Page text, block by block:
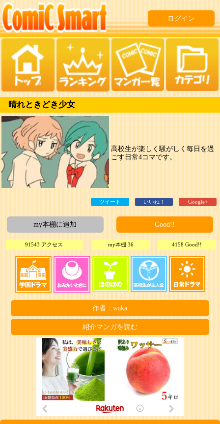
ログイン
晴れときどき少女
高校生が楽しく騒がしく毎日を過
ごす日常4コマです。
ツイート いいね！ Google+
my本棚に追加 Good!!
91543 アクセス my本棚 36 4158 Good!!
作者：waka
紹介マンガを読む